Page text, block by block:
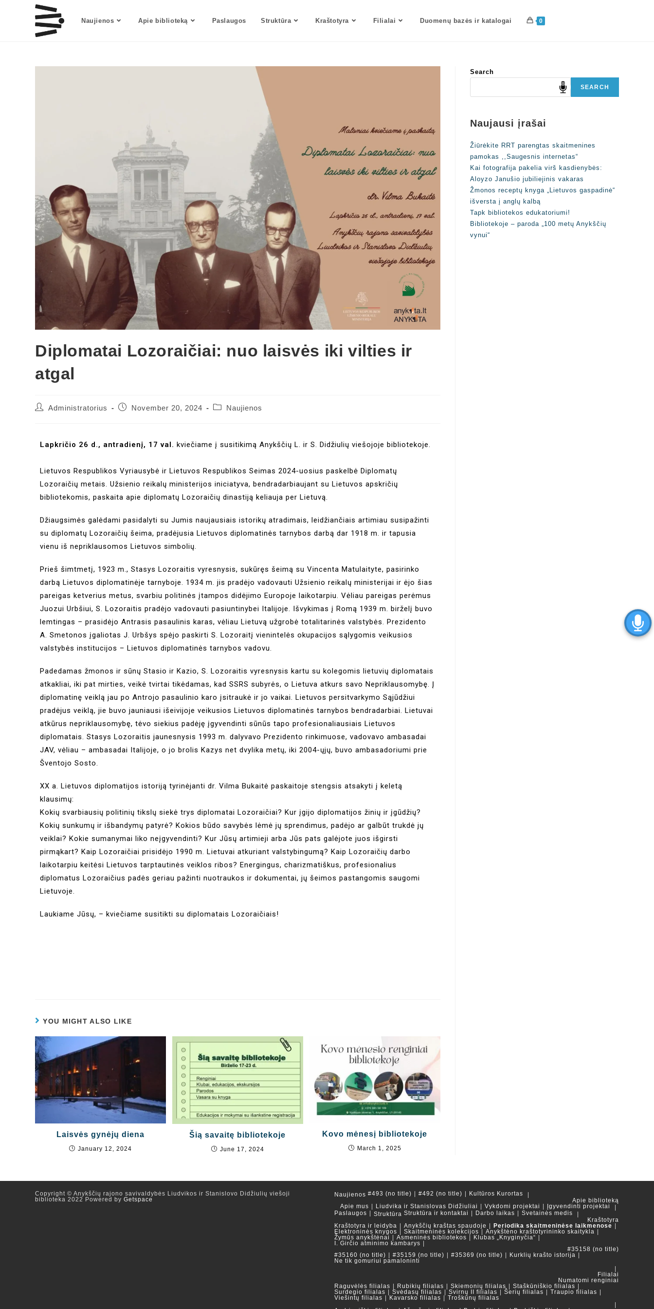
Naujienos Apie biblioteką Paslaugos Struktūra Kraštotyra Filialai Duomenų bazės ir katalogai 0
Diplomatai Lozoraičiai: nuo laisvės iki vilties ir
atgal
Administratorius November 20, 2024 Naujienos
Lapkričio 26 d., antradienį, 17 val. kviečiame į susitikimą Anykščių L. ir S. Didžiulių viešojoje bibliotekoje.
Lietuvos Respublikos Vyriausybė ir Lietuvos Respublikos Seimas 2024-uosius paskelbė Diplomatų
Lozoraičių metais. Užsienio reikalų ministerijos iniciatyva, bendradarbiaujant su Lietuvos apskričių
bibliotekomis, paskaita apie diplomatų Lozoraičių dinastiją keliauja per Lietuvą.
Džiaugsimės galėdami pasidalyti su Jumis naujausiais istorikų atradimais, leidžiančiais artimiau susipažinti
su diplomatų Lozoraičių šeima, pradėjusia Lietuvos diplomatinės tarnybos darbą dar 1918 m. ir tapusia
vienu iš nepriklausomos Lietuvos simbolių.
Prieš šimtmetį, 1923 m., Stasys Lozoraitis vyresnysis, sukūręs šeimą su Vincenta Matulaityte, pasirinko
darbą Lietuvos diplomatinėje tarnyboje. 1934 m. jis pradėjo vadovauti Užsienio reikalų ministerijai ir ėjo šias
pareigas ketverius metus, svarbiu politinės įtampos didėjimo Europoje laikotarpiu. Vėliau pareigas perėmus
Juozui Urbšiui, S. Lozoraitis pradėjo vadovauti pasiuntinybei Italijoje. Išvykimas į Romą 1939 m. birželį buvo
lemtingas – prasidėjo Antrasis pasaulinis karas, vėliau Lietuvą užgrobė totalitarinės valstybės. Prezidento
A. Smetonos įgaliotas J. Urbšys spėjo paskirti S. Lozoraitį vienintelės okupacijos sąlygomis veikusios
valstybės institucijos – Lietuvos diplomatinės tarnybos vadovu.
Padedamas žmonos ir sūnų Stasio ir Kazio, S. Lozoraitis vyresnysis kartu su kolegomis lietuvių diplomatais
atkakliai, iki pat mirties, veikė tvirtai tikėdamas, kad SSRS subyrės, o Lietuva atkurs savo Nepriklausomybę. Į
diplomatinę veiklą jau po Antrojo pasaulinio karo įsitraukė ir jo vaikai. Lietuvos persitvarkymo Sąjūdžiui
pradėjus veiklą, jie buvo jauniausi išeivijoje veikusios Lietuvos diplomatinės tarnybos bendradarbiai. Lietuvai
atkūrus nepriklausomybę, tėvo siekius padėję įgyvendinti sūnūs tapo profesionaliausiais Lietuvos
diplomatais. Stasys Lozoraitis jaunesnysis 1993 m. dalyvavo Prezidento rinkimuose, vadovavo ambasadai
JAV, vėliau – ambasadai Italijoje, o jo brolis Kazys net dvylika metų, iki 2004-ųjų, buvo ambasadoriumi prie
Šventojo Sosto.
XX a. Lietuvos diplomatijos istoriją tyrinėjanti dr. Vilma Bukaitė paskaitoje stengsis atsakyti į keletą
klausimų:
Kokių svarbiausių politinių tikslų siekė trys diplomatai Lozoraičiai? Kur įgijo diplomatijos žinių ir įgūdžių?
Kokių sunkumų ir išbandymų patyrė? Kokios būdo savybės lėmė jų sprendimus, padėjo ar galbūt trukdė jų
veiklai? Kokie sumanymai liko neįgyvendinti? Kur Jūsų artimieji arba Jūs pats galėjote juos išgirsti
pirmąkart? Kaip Lozoraičiai prisidėjo 1990 m. Lietuvai atkuriant valstybingumą? Kaip Lozoraičių darbo
laikotarpiu keitėsi Lietuvos tarptautinės veiklos ribos? Energingus, charizmatiškus, profesionalius
diplomatus Lozoraičius padės geriau pažinti nuotraukos ir dokumentai, jų šeimos pastangomis saugomi
Lietuvoje.
Laukiame Jūsų, – kviečiame susitikti su diplomatais Lozoraičiais!
YOU MIGHT ALSO LIKE
Laisvės gynėjų diena
January 12, 2024
Šią savaitę bibliotekoje
June 17, 2024
Kovo mėnesį bibliotekoje
March 1, 2025
Search
SEARCH
Naujausi įrašai
Žiūrėkite RRT parengtas skaitmenines
pamokas ,,Saugesnis internetas“
Kai fotografija pakelia virš kasdienybės:
Aloyzo Janušio jubiliejinis vakaras
Žmonos receptų knyga „Lietuvos gaspadinė“
išversta į anglų kalbą
Tapk bibliotekos edukatoriumi!
Bibliotekoje – paroda „100 metų Anykščių
vynui“
Naujienos #493 (no title) #492 (no title)
Kultūros Kurortas
Apie biblioteką
Apie mus
Liudvika ir Stanislovas Didžiuliai Vykdomi projektai
Įgyvendinti projektai
Paslaugos
Struktūra Struktūra ir kontaktai Darbo laikas
Svetainės medis
Kraštotyra
Kraštotyra ir leidyba
Anykščių kraštas spaudoje
Periodika skaitmeninėse laikmenose
Elektroninės knygos
Skaitmeninės kolekcijos
Anykštėno kraštotyrininko skaitykla
Žymūs anykštėnai
Asmeninės bibliotekos
Klubas „Knyginyčia“
I. Girčio atminimo kambarys
#35158 (no title)
#35160 (no title)
#35159 (no title) #35369 (no title)
Kurklių krašto istorija
Ne tik gomuriui pamaloninti
Filialai
Numatomi renginiai
Raguvėlės filialas
Rubikių filialas Skiemonių filialas
Staškūniškio filialas
Surdegio filialas
Svėdasų filialas Svirnų II filialas Šerių filialas
Traupio filialas
Viešintų filialas
Kavarsko filialas
Troškūnų filialas
Copyright © Anykščių rajono savivaldybės Liudvikos ir Stanislovo Didžiulių viešoji
biblioteka 2022 Powered by Getspace